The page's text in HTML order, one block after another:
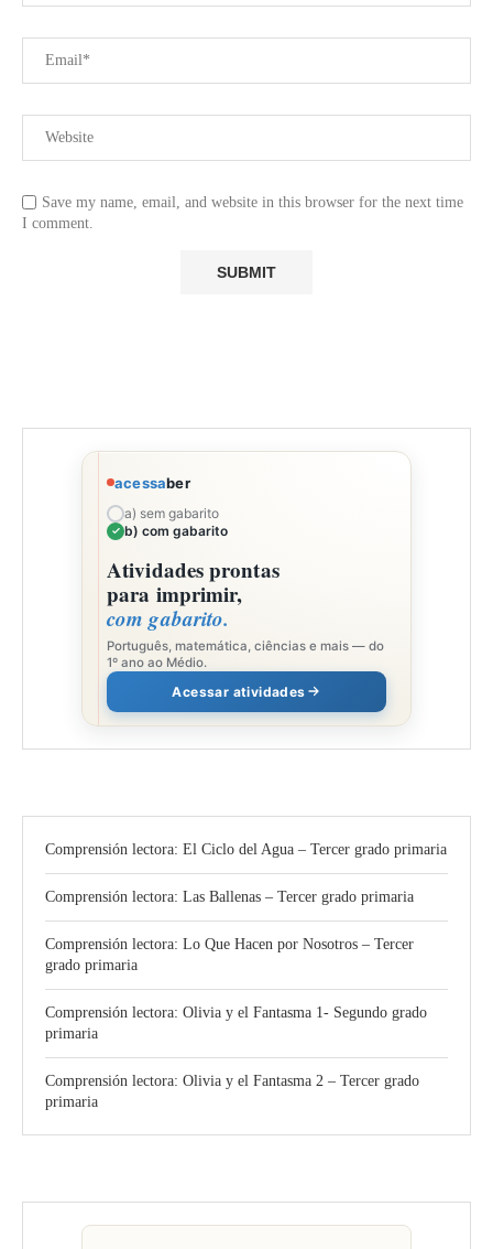
Save my name, email, and website in this browser for the next time
I comment.
acessaber
a) sem gabarito
b) com gabarito
Atividades prontas
para imprimir,
com gabarito.
Português, matemática, ciências e mais — do
1º ano ao Médio.
Acessar atividades
Comprensión lectora: El Ciclo del Agua – Tercer grado primaria
Comprensión lectora: Las Ballenas – Tercer grado primaria
Comprensión lectora: Lo Que Hacen por Nosotros – Tercer
grado primaria
Comprensión lectora: Olivia y el Fantasma 1- Segundo grado
primaria
Comprensión lectora: Olivia y el Fantasma 2 – Tercer grado
primaria